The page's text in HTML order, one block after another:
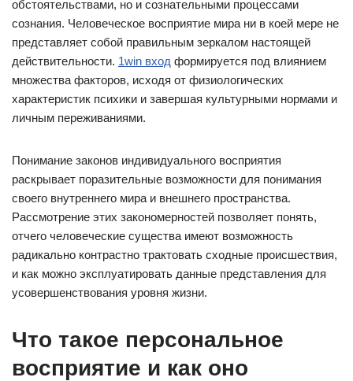
обстоятельствами, но и сознательными процессами
сознания. Человеческое восприятие мира ни в коей мере не
представляет собой правильным зеркалом настоящей
действительности. 1win вход формируется под влиянием
множества факторов, исходя от физиологических
характеристик психики и завершая культурными нормами и
личным переживаниями.
Понимание законов индивидуального восприятия
раскрывает поразительные возможности для понимания
своего внутреннего мира и внешнего пространства.
Рассмотрение этих закономерностей позволяет понять,
отчего человеческие существа имеют возможность
радикально контрастно трактовать сходные происшествия,
и как можно эксплуатировать данные представления для
усовершенствования уровня жизни.
Что такое персональное
восприятие и как оно